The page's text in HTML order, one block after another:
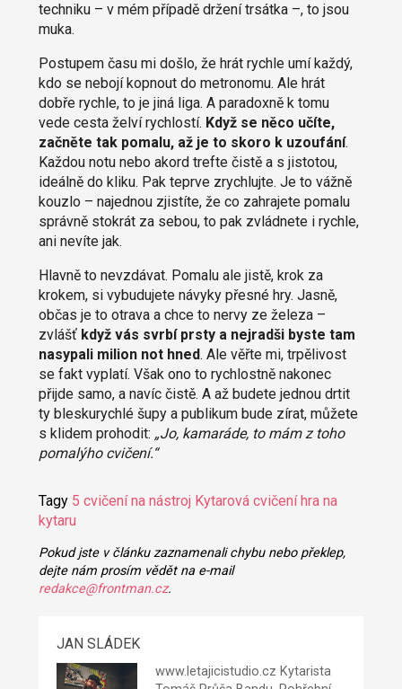
techniku – v mém případě držení trsátka –, to jsou
muka.
Postupem času mi došlo, že hrát rychle umí každý,
kdo se nebojí kopnout do metronomu. Ale hrát
dobře rychle, to je jiná liga. A paradoxně k tomu
vede cesta želví rychlostí. Když se něco učíte,
začněte tak pomalu, až je to skoro k uzoufání.
Každou notu nebo akord trefte čistě a s jistotou,
ideálně do kliku. Pak teprve zrychlujte. Je to vážně
kouzlo – najednou zjistíte, že co zahrajete pomalu
správně stokrát za sebou, to pak zvládnete i rychle,
ani nevíte jak.
Hlavně to nevzdávat. Pomalu ale jistě, krok za
krokem, si vybudujete návyky přesné hry. Jasně,
občas je to otrava a chce to nervy ze železa –
zvlášť když vás svrbí prsty a nejradši byste tam
nasypali milion not hned. Ale věřte mi, trpělivost
se fakt vyplatí. Však ono to rychlostně nakonec
přijde samo, a navíc čistě. A až budete jednou drtit
ty bleskurychlé šupy a publikum bude zírat, můžete
s klidem prohodit: „Jo, kamaráde, to mám z toho
pomalýho cvičení.“
Tagy 5 cvičení na nástroj Kytarová cvičení hra na
kytaru
Pokud jste v článku zaznamenali chybu nebo překlep,
dejte nám prosím vědět na e-mail
redakce@frontman.cz.
JAN SLÁDEK
www.letajicistudio.cz Kytarista